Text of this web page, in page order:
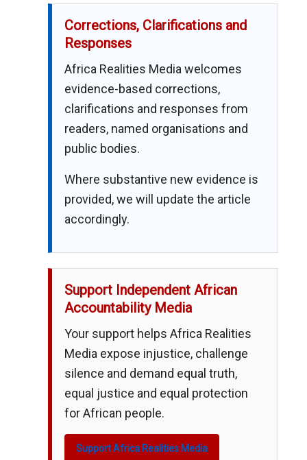
Corrections, Clarifications and
Responses
Africa Realities Media welcomes
evidence-based corrections,
clarifications and responses from
readers, named organisations and
public bodies.
Where substantive new evidence is
provided, we will update the article
accordingly.
Support Independent African
Accountability Media
Your support helps Africa Realities
Media expose injustice, challenge
silence and demand equal truth,
equal justice and equal protection
for African people.
Support Africa Realities Media